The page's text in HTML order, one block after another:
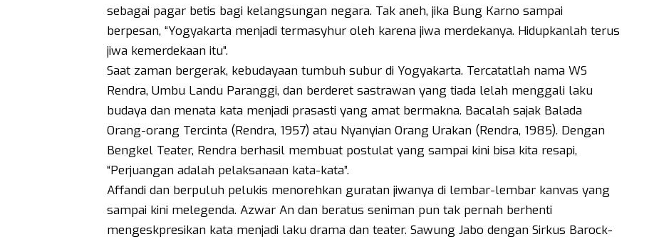
sebagai pagar betis bagi kelangsungan negara. Tak aneh, jika Bung Karno sampai
berpesan, “Yogyakarta menjadi termasyhur oleh karena jiwa merdekanya. Hidupkanlah terus
jiwa kemerdekaan itu”.
Saat zaman bergerak, kebudayaan tumbuh subur di Yogyakarta. Tercatatlah nama WS
Rendra, Umbu Landu Paranggi, dan berderet sastrawan yang tiada lelah menggali laku
budaya dan menata kata menjadi prasasti yang amat bermakna. Bacalah sajak Balada
Orang-orang Tercinta (Rendra, 1957) atau Nyanyian Orang Urakan (Rendra, 1985). Dengan
Bengkel Teater, Rendra berhasil membuat postulat yang sampai kini bisa kita resapi,
“Perjuangan adalah pelaksanaan kata-kata”.
Affandi dan berpuluh pelukis menorehkan guratan jiwanya di lembar-lembar kanvas yang
sampai kini melegenda. Azwar An dan beratus seniman pun tak pernah berhenti
mengeskpresikan kata menjadi laku drama dan teater. Sawung Jabo dengan Sirkus Barock-